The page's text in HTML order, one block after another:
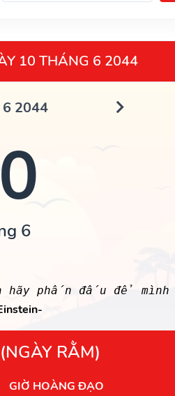
10 THÁNG 6 2044
2044
6
hãy phấn đấu để mình
RẰM)
GIỜ HOÀNG ĐẠO